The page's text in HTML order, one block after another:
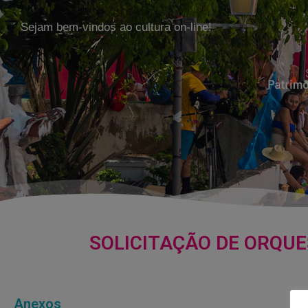
Sejam bem-vindos ao cultura on-line!
SOLICITAÇÃO DE
Anexos